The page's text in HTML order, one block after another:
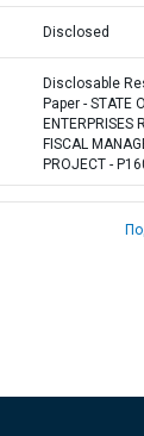
Disclosed
Disclosable
Paper - STATE
ENTERPRISES
FISCAL
PROJECT -